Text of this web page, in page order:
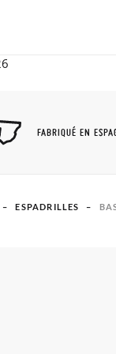
FABRIQUÉ EN
ESPADRILLES